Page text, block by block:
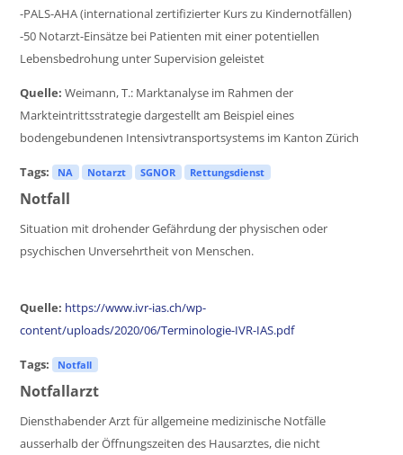
-PALS-AHA (international zertifizierter Kurs zu Kindernotfällen)
-50 Notarzt-Einsätze bei Patienten mit einer potentiellen
Lebensbedrohung unter Supervision geleistet
Quelle: Weimann, T.: Marktanalyse im Rahmen der
Markteintrittsstrategie dargestellt am Beispiel eines
bodengebundenen Intensivtransportsystems im Kanton Zürich
Tags: NA Notarzt SGNOR Rettungsdienst
Notfall
Situation mit drohender Gefährdung der physischen oder
psychischen Unversehrtheit von Menschen.
Quelle: https://www.ivr-ias.ch/wp-
content/uploads/2020/06/Terminologie-IVR-IAS.pdf
Tags: Notfall
Notfallarzt
Diensthabender Arzt für allgemeine medizinische Notfälle
ausserhalb der Öffnungszeiten des Hausarztes, die nicht